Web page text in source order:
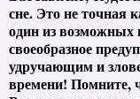
сне. Это не точная
один из возможных
своеобразное
удручающим и
времени! Помните,